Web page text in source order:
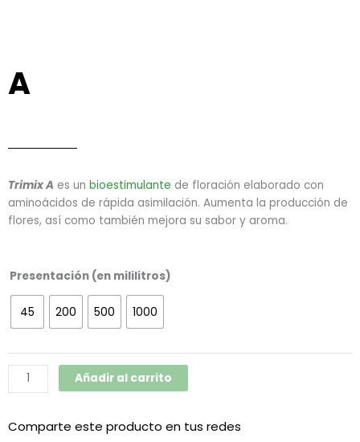
A
Trimix A es un bioestimulante de floración elaborado con
aminoácidos de rápida asimilación. Aumenta la producción de
flores, así como también mejora su sabor y aroma.
Presentación (en mililitros)
45 200 500 1000
A
Añadir al carrito
Comparte este producto en tus redes